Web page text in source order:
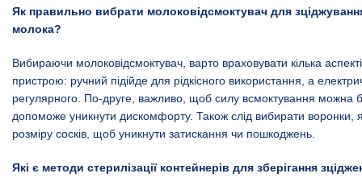
Як правильно вибрати молоковідсмоктувач для
молока?
Вибираючи молоковідсмоктувач, варто враховувати кілька
пристрою: ручний підійде для рідкісного використання, а
регулярного. По-друге, важливо, щоб силу всмоктування можна
допоможе уникнути дискомфорту. Також слід вибирати воронки,
розміру сосків, щоб уникнути затискання чи пошкоджень.
Які є методи стерилізації контейнерів для зберігання